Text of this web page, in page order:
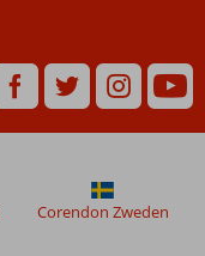
Corendon Zweden